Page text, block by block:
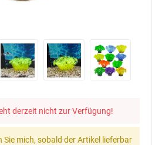
derzeit nicht zur Verfügung!
Sie mich, sobald der Artikel lieferbar